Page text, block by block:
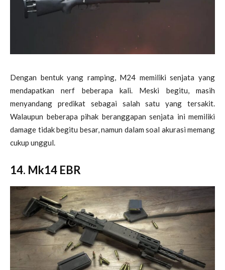
Dengan bentuk yang ramping, M24 memiliki senjata yang
mendapatkan nerf beberapa kali. Meski begitu, masih
menyandang predikat sebagai salah satu yang tersakit.
Walaupun beberapa pihak beranggapan senjata ini memiliki
damage tidak begitu besar, namun dalam soal akurasi memang
cukup unggul.
14. Mk14 EBR